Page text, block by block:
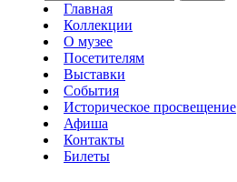
Главная
Коллекции
О музее
Посетителям
Выставки
События
Историческое просвещение
Афиша
Контакты
Билеты